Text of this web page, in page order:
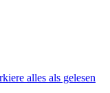
alles als gelesen